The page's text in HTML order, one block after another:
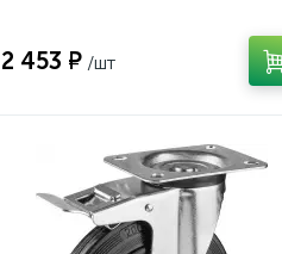
2 453 ₽ /шт